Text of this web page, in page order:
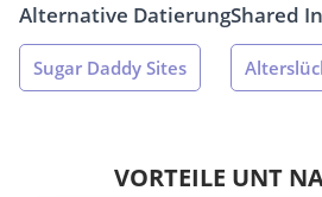
Alternative Datierung
Sugar Daddy Sites
Shared
VORTEILE UNT